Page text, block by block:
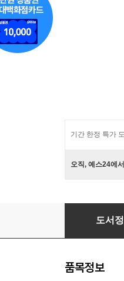
기간 한정 특가
오직, 예스24에
세월호, 그날
도서
품목정보